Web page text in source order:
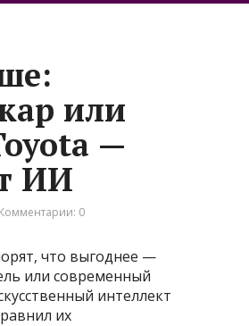
или
—
ИИ
Комментарии: 0
что выгоднее —
или современный
интеллект
их